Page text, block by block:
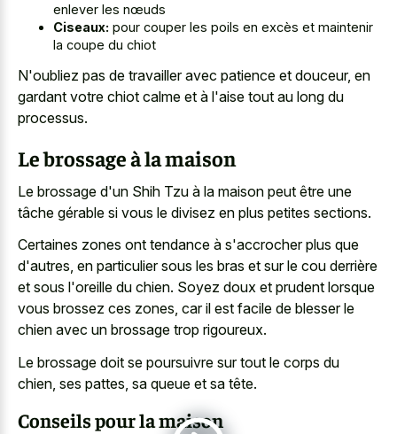
enlever les nœuds
Ciseaux: pour couper les poils en excès et maintenir
la coupe du chiot
N'oubliez pas de travailler avec patience et douceur, en
gardant votre chiot calme et à l'aise tout au long du
processus.
Le brossage à la maison
Le brossage d'un Shih Tzu à la maison peut être une
tâche gérable si vous le divisez en plus petites sections.
Certaines zones ont tendance à s'accrocher plus que
d'autres, en particulier sous les bras et sur le cou derrière
et sous l'oreille du chien. Soyez doux et prudent lorsque
vous brossez ces zones, car il est facile de blesser le
chien avec un brossage trop rigoureux.
Le brossage doit se poursuivre sur tout le corps du
chien, ses pattes, sa queue et sa tête.
Conseils pour la maison